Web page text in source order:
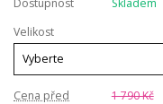
Dostupnost
Skladem
Velikost
Cena před
1 790 Kč